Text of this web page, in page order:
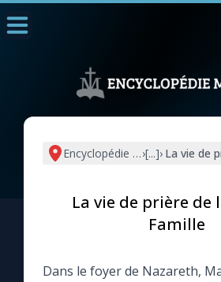
L'actualité de la semaine
Encyclopédie mariale
›[...]› La vie de
La vie de prière de
Famille
Dans le foyer de Nazareth,